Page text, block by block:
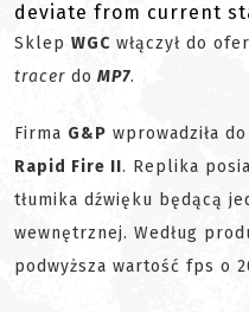
deviate from current
Sklep WGC włączył do
tracer do MP7.
Firma G&P wprowadziła
Rapid Fire II. Replika
tłumika dźwięku będącą
wewnętrznej. Według
podwyższa wartość fps o